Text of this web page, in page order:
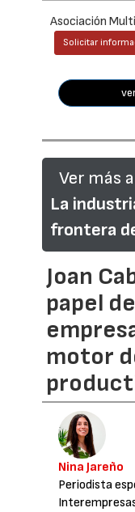
Asociación
Solicitar
Ver más
La
frontera
Joan
papel
motor
Nina Jareño
Periodista